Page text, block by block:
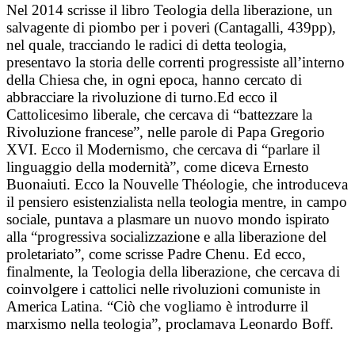
Nel 2014 scrisse il libro Teologia della liberazione, un
salvagente di piombo per i poveri (Cantagalli, 439pp),
nel quale, tracciando le radici di detta teologia,
presentavo la storia delle correnti progressiste all’interno
della Chiesa che, in ogni epoca, hanno cercato di
abbracciare la rivoluzione di turno.Ed ecco il
Cattolicesimo liberale, che cercava di “battezzare la
Rivoluzione francese”, nelle parole di Papa Gregorio
XVI. Ecco il Modernismo, che cercava di “parlare il
linguaggio della modernità”, come diceva Ernesto
Buonaiuti. Ecco la Nouvelle Théologie, che introduceva
il pensiero esistenzialista nella teologia mentre, in campo
sociale, puntava a plasmare un nuovo mondo ispirato
alla “progressiva socializzazione e alla liberazione del
proletariato”, come scrisse Padre Chenu. Ed ecco,
finalmente, la Teologia della liberazione, che cercava di
coinvolgere i cattolici nelle rivoluzioni comuniste in
America Latina. “Ciò che vogliamo è introdurre il
marxismo nella teologia”, proclamava Leonardo Boff.